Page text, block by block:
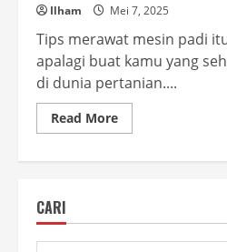
Ilham Mei 7, 2025
Tips merawat mesin padi
apalagi buat kamu yang
di dunia pertanian....
Read MoreRead
more
dan
Panen
CARI